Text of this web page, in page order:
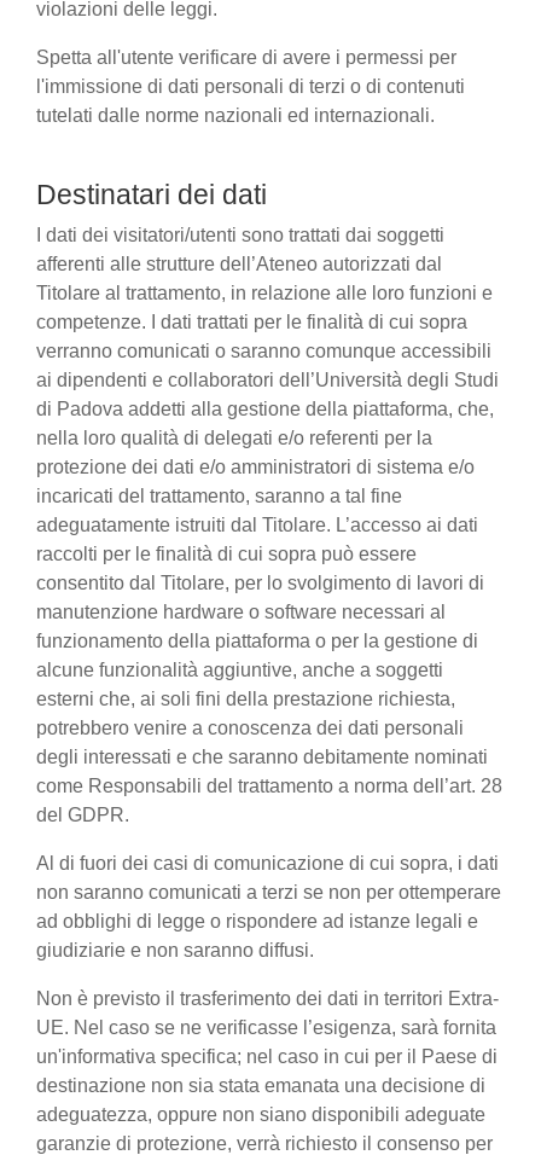
violazioni delle leggi.
Spetta all'utente verificare di avere i permessi per
l'immissione di dati personali di terzi o di contenuti
tutelati dalle norme nazionali ed internazionali.
Destinatari dei dati
I dati dei visitatori/utenti sono trattati dai soggetti
afferenti alle strutture dell’Ateneo autorizzati dal
Titolare al trattamento, in relazione alle loro funzioni e
competenze. I dati trattati per le finalità di cui sopra
verranno comunicati o saranno comunque accessibili
ai dipendenti e collaboratori dell’Università degli Studi
di Padova addetti alla gestione della piattaforma, che,
nella loro qualità di delegati e/o referenti per la
protezione dei dati e/o amministratori di sistema e/o
incaricati del trattamento, saranno a tal fine
adeguatamente istruiti dal Titolare. L’accesso ai dati
raccolti per le finalità di cui sopra può essere
consentito dal Titolare, per lo svolgimento di lavori di
manutenzione hardware o software necessari al
funzionamento della piattaforma o per la gestione di
alcune funzionalità aggiuntive, anche a soggetti
esterni che, ai soli fini della prestazione richiesta,
potrebbero venire a conoscenza dei dati personali
degli interessati e che saranno debitamente nominati
come Responsabili del trattamento a norma dell’art. 28
del GDPR.
Al di fuori dei casi di comunicazione di cui sopra, i dati
non saranno comunicati a terzi se non per ottemperare
ad obblighi di legge o rispondere ad istanze legali e
giudiziarie e non saranno diffusi.
Non è previsto il trasferimento dei dati in territori Extra-
UE. Nel caso se ne verificasse l’esigenza, sarà fornita
un'informativa specifica; nel caso in cui per il Paese di
destinazione non sia stata emanata una decisione di
adeguatezza, oppure non siano disponibili adeguate
garanzie di protezione, verrà richiesto il consenso per